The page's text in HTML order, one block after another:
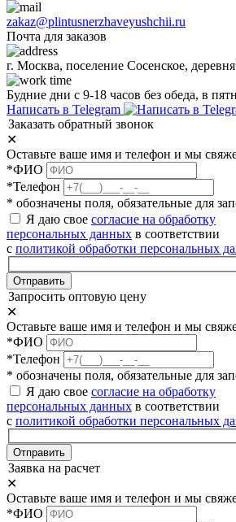
zakaz@plintusnerzhaveyushchii.ru
Почта для заказов
г. Москва, поселение Сосенское,
Будние дни с 9-18 часов без обеда, в
Написать в Telegram
Заказать обратный звонок
✕
Оставьте ваше имя и телефон и мы
*ФИО
*Телефон
* обозначены поля, обязательные для
Я даю свое согласие на обработку
персональных данных в соответствии
с политикой обработки персональных
Отправить
Запросить оптовую цену
✕
Оставьте ваше имя и телефон и мы
*ФИО
*Телефон
* обозначены поля, обязательные для
Я даю свое согласие на обработку
персональных данных в соответствии
с политикой обработки персональных
Отправить
Заявка на расчет
✕
Оставьте ваше имя и телефон и мы
*ФИО